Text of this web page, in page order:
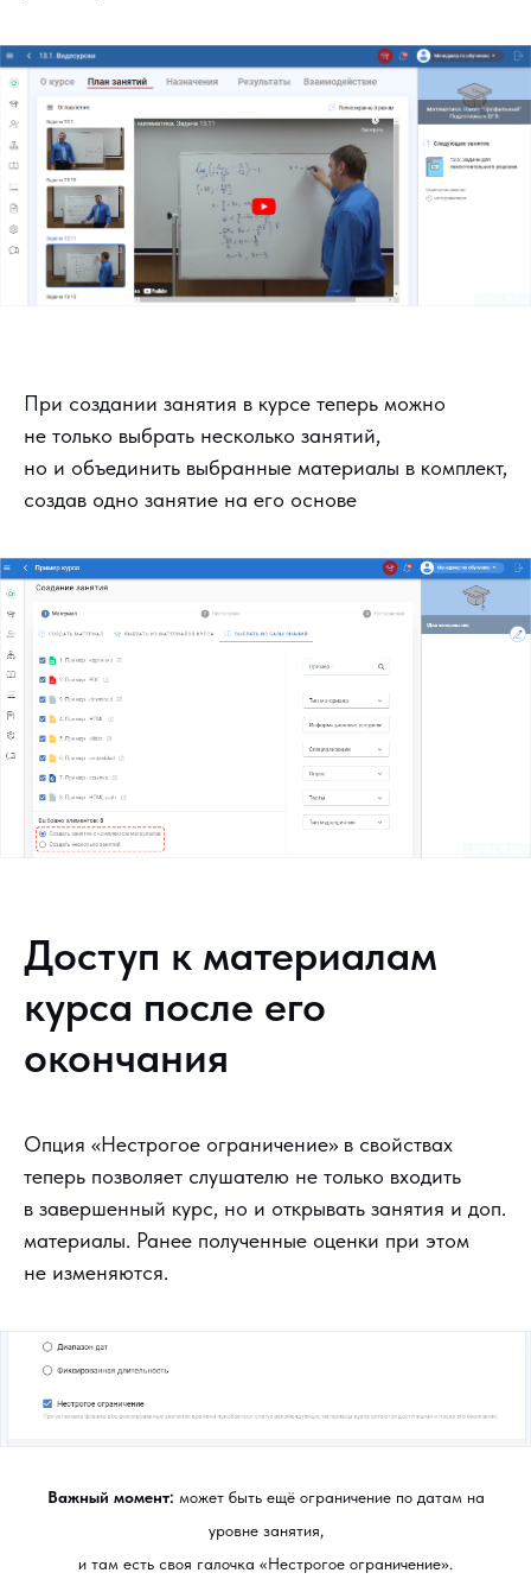
При создании занятия в курсе теперь можно
не только выбрать несколько занятий,
но и объединить выбранные материалы в комплект,
создав одно занятие на его основе
Доступ к материалам
курса после его
окончания
Опция «Нестрогое ограничение» в свойствах
теперь позволяет слушателю не только входить
в завершенный курс, но и открывать занятия и доп.
материалы. Ранее полученные оценки при этом
не изменяются.
Важный момент: может быть ещё ограничение по датам на
уровне занятия,
и там есть своя галочка «Нестрогое ограничение».